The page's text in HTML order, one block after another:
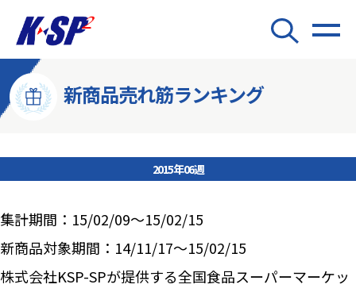
新商品売れ筋ランキング
2015年06週
集計期間：15/02/09～15/02/15
新商品対象期間：14/11/17～15/02/15
株式会社KSP-SPが提供する全国食品スーパーマーケッ